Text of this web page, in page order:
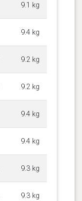
9.1 kg
9.4 kg
9.2 kg
9.2 kg
9.4 kg
9.4 kg
9.3 kg
9.3 kg